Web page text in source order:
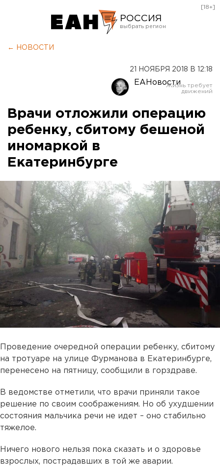
РОССИЯ
Оренбург
[18+]
← НОВОСТИ
21 НОЯБРЯ 2018 В 12:18
ЕАНовости
Врачи отложили операцию
ребенку, сбитому бешеной
иномаркой в
Екатеринбурге
Проведение очередной операции ребенку, сбитому
на тротуаре на улице Фурманова в Екатеринбурге,
перенесено на пятницу, сообщили в горздраве.
В ведомстве отметили, что врачи приняли такое
решение по своим соображениям. Но об ухудшении
состояния мальчика речи не идет – оно стабильно
тяжелое.
Ничего нового нельзя пока сказать и о здоровье
взрослых, пострадавших в той же аварии.